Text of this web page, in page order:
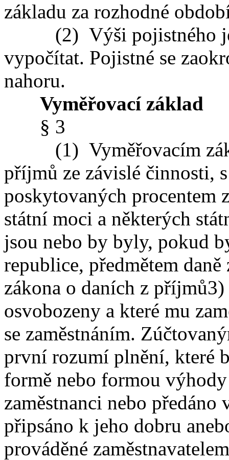
základu za rozhodné
(2) Výši pojistného je
vypočítat. Pojistné se
nahoru.
Vyměřovací základ
§ 3
(1) Vyměřovacím
příjmů ze závislé činnosti,
poskytovaných procentem
státní moci a některých
jsou nebo by byly, pokud
republice, předmětem
zákona o daních z příjmů3)
osvobozeny a které mu
se zaměstnáním.
první rozumí plnění, které
formě nebo formou
zaměstnanci nebo
připsáno k jeho dobru
prováděné